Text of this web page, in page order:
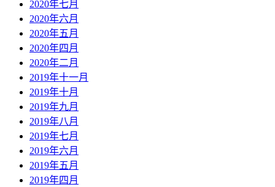
2020年七月
2020年六月
2020年五月
2020年四月
2020年二月
2019年十一月
2019年十月
2019年九月
2019年八月
2019年七月
2019年六月
2019年五月
2019年四月